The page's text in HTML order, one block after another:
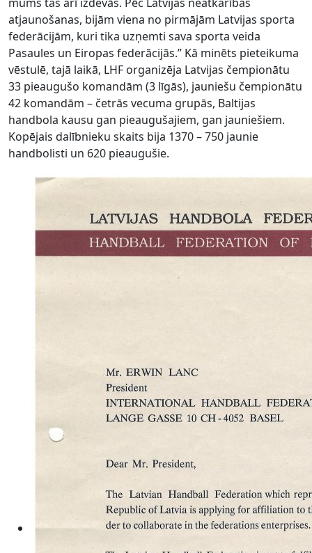
atjaunošanas, bijām viena no pirmājām Latvijas sporta
federācijām, kuri tika uzņemti sava sporta veida
Pasaules un Eiropas federācijās.” Kā minēts pieteikuma
vēstulē, tajā laikā, LHF organizēja Latvijas čempionātu
33 pieaugušo komandām (3 līgās), jauniešu čempionātu
42 komandām – četrās vecuma grupās, Baltijas
handbola kausu gan pieaugušajiem, gan jauniešiem.
Kopējais dalībnieku skaits bija 1370 – 750 jaunie
handbolisti un 620 pieaugušie.